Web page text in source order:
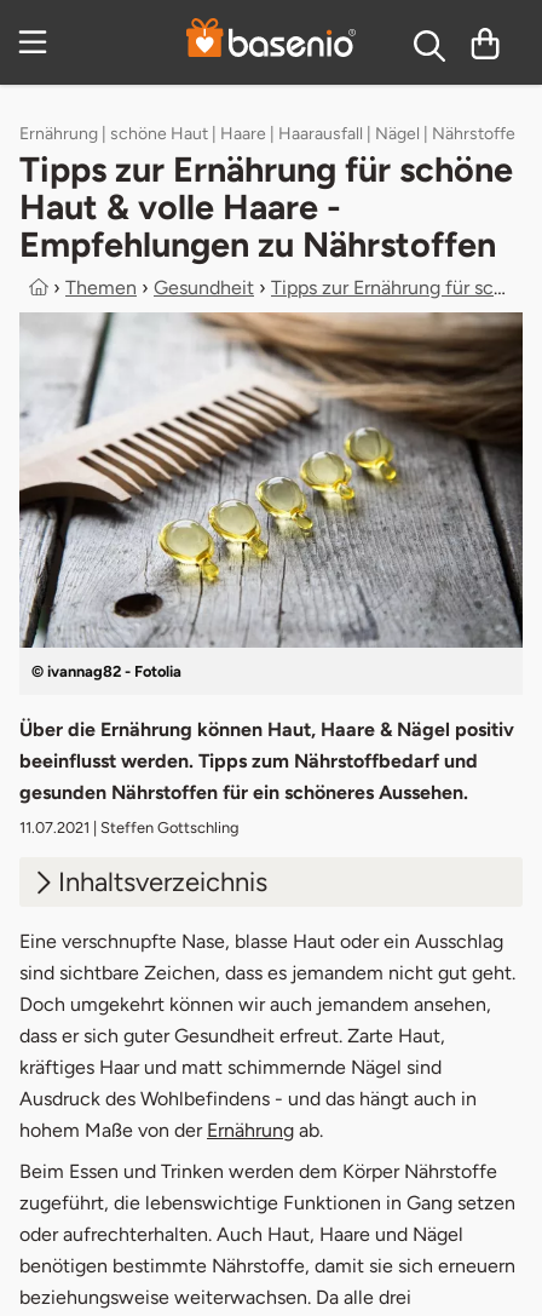
Inhaltsverzeichnis
Ernährung | schöne Haut | Haare | Haarausfall | Nägel | Nährstoffe
Tipps zur Ernährung für schöne
Haut & volle Haare -
Empfehlungen zu Nährstoffen
› Themen › Gesundheit › Tipps zur Ernährung für schöne Haut...
© ivannag82 - Fotolia
Über die Ernährung können Haut, Haare & Nägel positiv
beeinflusst werden. Tipps zum Nährstoffbedarf und
gesunden Nährstoffen für ein schöneres Aussehen.
11.07.2021 | Steffen Gottschling
Inhaltsverzeichnis
1. Nährstoffe für die Haut
2.
Nährstoffe fürs Haar
3. Nährstoffe für Nägel
4. Ernährung im Alter umstellen
5. Nahrungsmittelbedarf im Alter
5.1 Eiweißreiche Nahrungsmittel
5.2 Fettreiche Nahrungsmittel
5.3 Mineralstoffe
Eine verschnupfte Nase, blasse Haut oder ein Ausschlag
sind sichtbare Zeichen, dass es jemandem nicht gut geht.
Doch umgekehrt können wir auch jemandem ansehen,
dass er sich guter Gesundheit erfreut. Zarte Haut,
kräftiges Haar und matt schimmernde Nägel sind
Ausdruck des Wohlbefindens - und das hängt auch in
hohem Maße von der Ernährungöffnet in neuem Fenster
ab.
Beim Essen und Trinken werden dem Körper Nährstoffe
zugeführt, die lebenswichtige Funktionen in Gang setzen
oder aufrechterhalten. Auch Haut, Haare und Nägel
benötigen bestimmte Nährstoffe, damit sie sich erneuern
beziehungsweise weiterwachsen. Da alle drei